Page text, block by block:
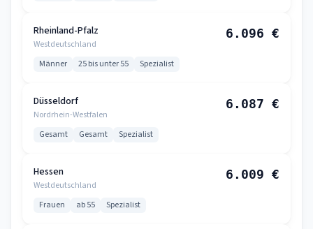
Rheinland-Pfalz
Westdeutschland
6.096 €
Männer 25 bis unter 55 Spezialist
Düsseldorf
Nordrhein-Westfalen
6.087 €
Gesamt Gesamt Spezialist
Hessen
Westdeutschland
6.009 €
Frauen ab 55 Spezialist